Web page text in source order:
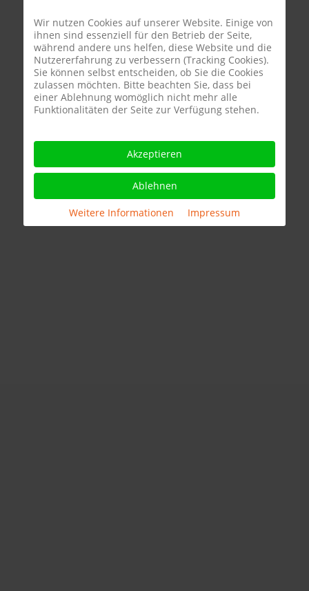
Wir nutzen Cookies auf unserer Website. Einige von
ihnen sind essenziell für den Betrieb der Seite,
während andere uns helfen, diese Website und die
Nutzererfahrung zu verbessern (Tracking Cookies).
Sie können selbst entscheiden, ob Sie die Cookies
zulassen möchten. Bitte beachten Sie, dass bei
einer Ablehnung womöglich nicht mehr alle
Funktionalitäten der Seite zur Verfügung stehen.
Akzeptieren
Ablehnen
Weitere Informationen Impressum